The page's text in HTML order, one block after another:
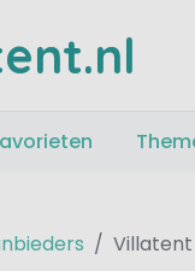
Villatent